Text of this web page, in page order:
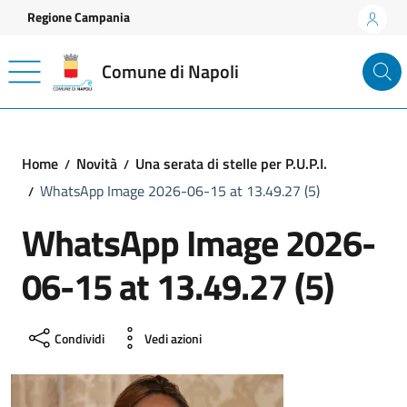
Vai ai contenuti
Vai al footer
Regione Campania
Comune di Napoli
Home Novità
Una serata di stelle per P.U.P.I.
WhatsApp Image 2026-06-15 at 13.49.27 (5)
WhatsApp Image 2026-
06-15 at 13.49.27 (5)
Condividi Vedi azioni